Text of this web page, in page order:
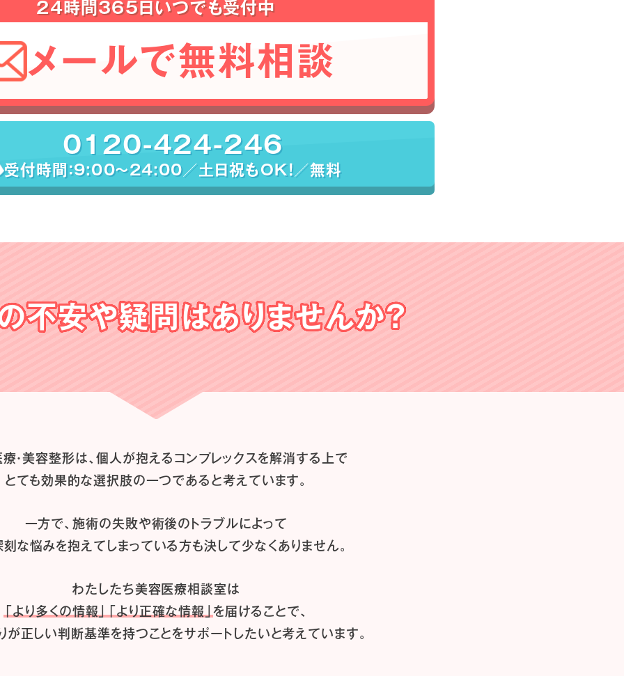
24時間365日いつでも受付中
メールで無料相談
0120-424-246
受付時間：9:00〜24:00／土日祝もOK！／無料
不安や疑問はありませんか？
・美容整形は、個人が抱えるコンプレックスを解消する上で
とても効果的な選択肢の一つであると考えています。
一方で、施術の失敗や術後のトラブルによって
な悩みを抱えてしまっている方も決して少なくありません。
わたしたち美容医療相談室は
「より多くの情報」「より正確な情報」を届けることで、
が正しい判断基準を持つことをサポートしたいと考えています。